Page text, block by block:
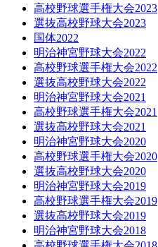
高校野球選手権大会2023
選抜高校野球大会2023
国体2022
明治神宮野球大会2022
高校野球選手権大会2022
選抜高校野球大会2022
明治神宮野球大会2021
高校野球選手権大会2021
選抜高校野球大会2021
明治神宮野球大会2020
高校野球選手権大会2020
選抜高校野球大会2020
明治神宮野球大会2019
高校野球選手権大会2019
選抜高校野球大会2019
明治神宮野球大会2018